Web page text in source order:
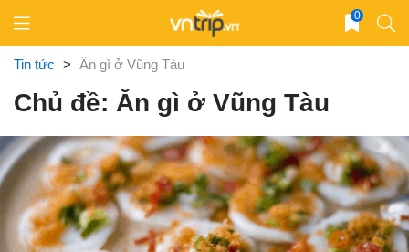
content
0
Tin tức > Ăn gì ở Vũng Tàu
Chủ đề: Ăn gì ở Vũng Tàu